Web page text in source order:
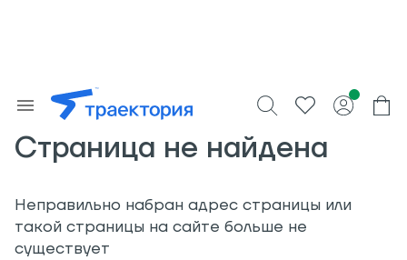
Страница не найдена
Неправильно набран адрес страницы или
такой страницы на сайте больше не
существует